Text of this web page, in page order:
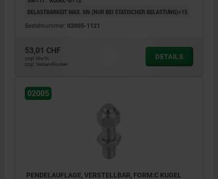
BELASTBARKEIT MAX. KN (NUR BEI STATISCHER BELASTUNG)=15
Bestellnummer: 02005-1121
53,01 CHF
zzgl. MwSt.
zzgl. Versandkosten
DETAILS
02005
PENDELAUFLAGE, VERSTELLBAR, FORM:C KUGEL